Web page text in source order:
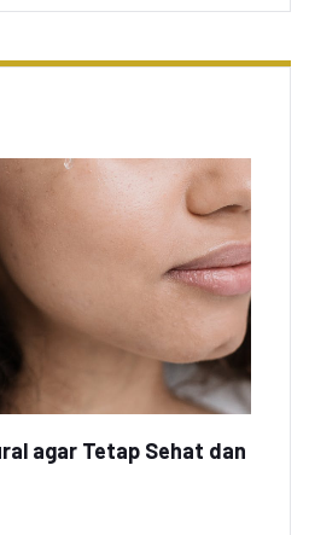
agar Tetap Sehat dan